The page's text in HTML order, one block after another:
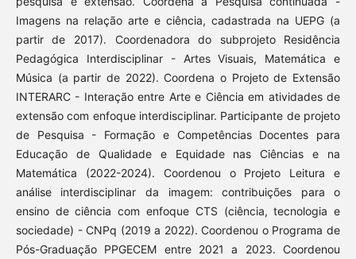
Imagens na relação arte e ciência, cadastrada na UEPG (a
partir de 2017). Coordenadora do subprojeto Residência
Pedagógica Interdisciplinar - Artes Visuais, Matemática e
Música (a partir de 2022). Coordena o Projeto de Extensão
INTERARC - Interação entre Arte e Ciência em atividades de
extensão com enfoque interdisciplinar. Participante de projeto
de Pesquisa - Formação e Competências Docentes para
Educação de Qualidade e Equidade nas Ciências e na
Matemática (2022-2024). Coordenou o Projeto Leitura e
análise interdisciplinar da imagem: contribuições para o
ensino de ciência com enfoque CTS (ciência, tecnologia e
sociedade) - CNPq (2019 a 2022). Coordenou o Programa de
Pós-Graduação PPGECEM entre 2021 a 2023. Coordenou